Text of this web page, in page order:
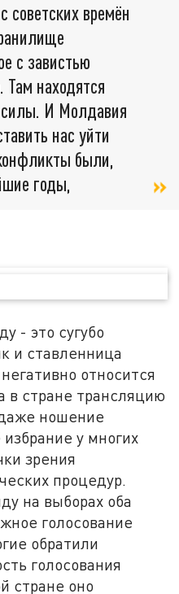
советских времён
с завистью
Там находятся
силы. И Молдавия
нас уйти
были,
годы,
- это сугубо
и ставленница
относится
в стране трансляцию
ношение
у многих
зрения
процедур.
на выборах оба
голосование
обратили
голосования
стране оно